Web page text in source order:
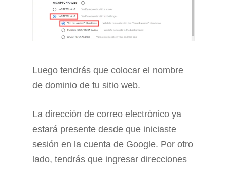
Luego tendrás que colocar el nombre
de dominio de tu sitio web.
La dirección de correo electrónico ya
estará presente desde que iniciaste
sesión en la cuenta de Google. Por otro
lado, tendrás que ingresar direcciones